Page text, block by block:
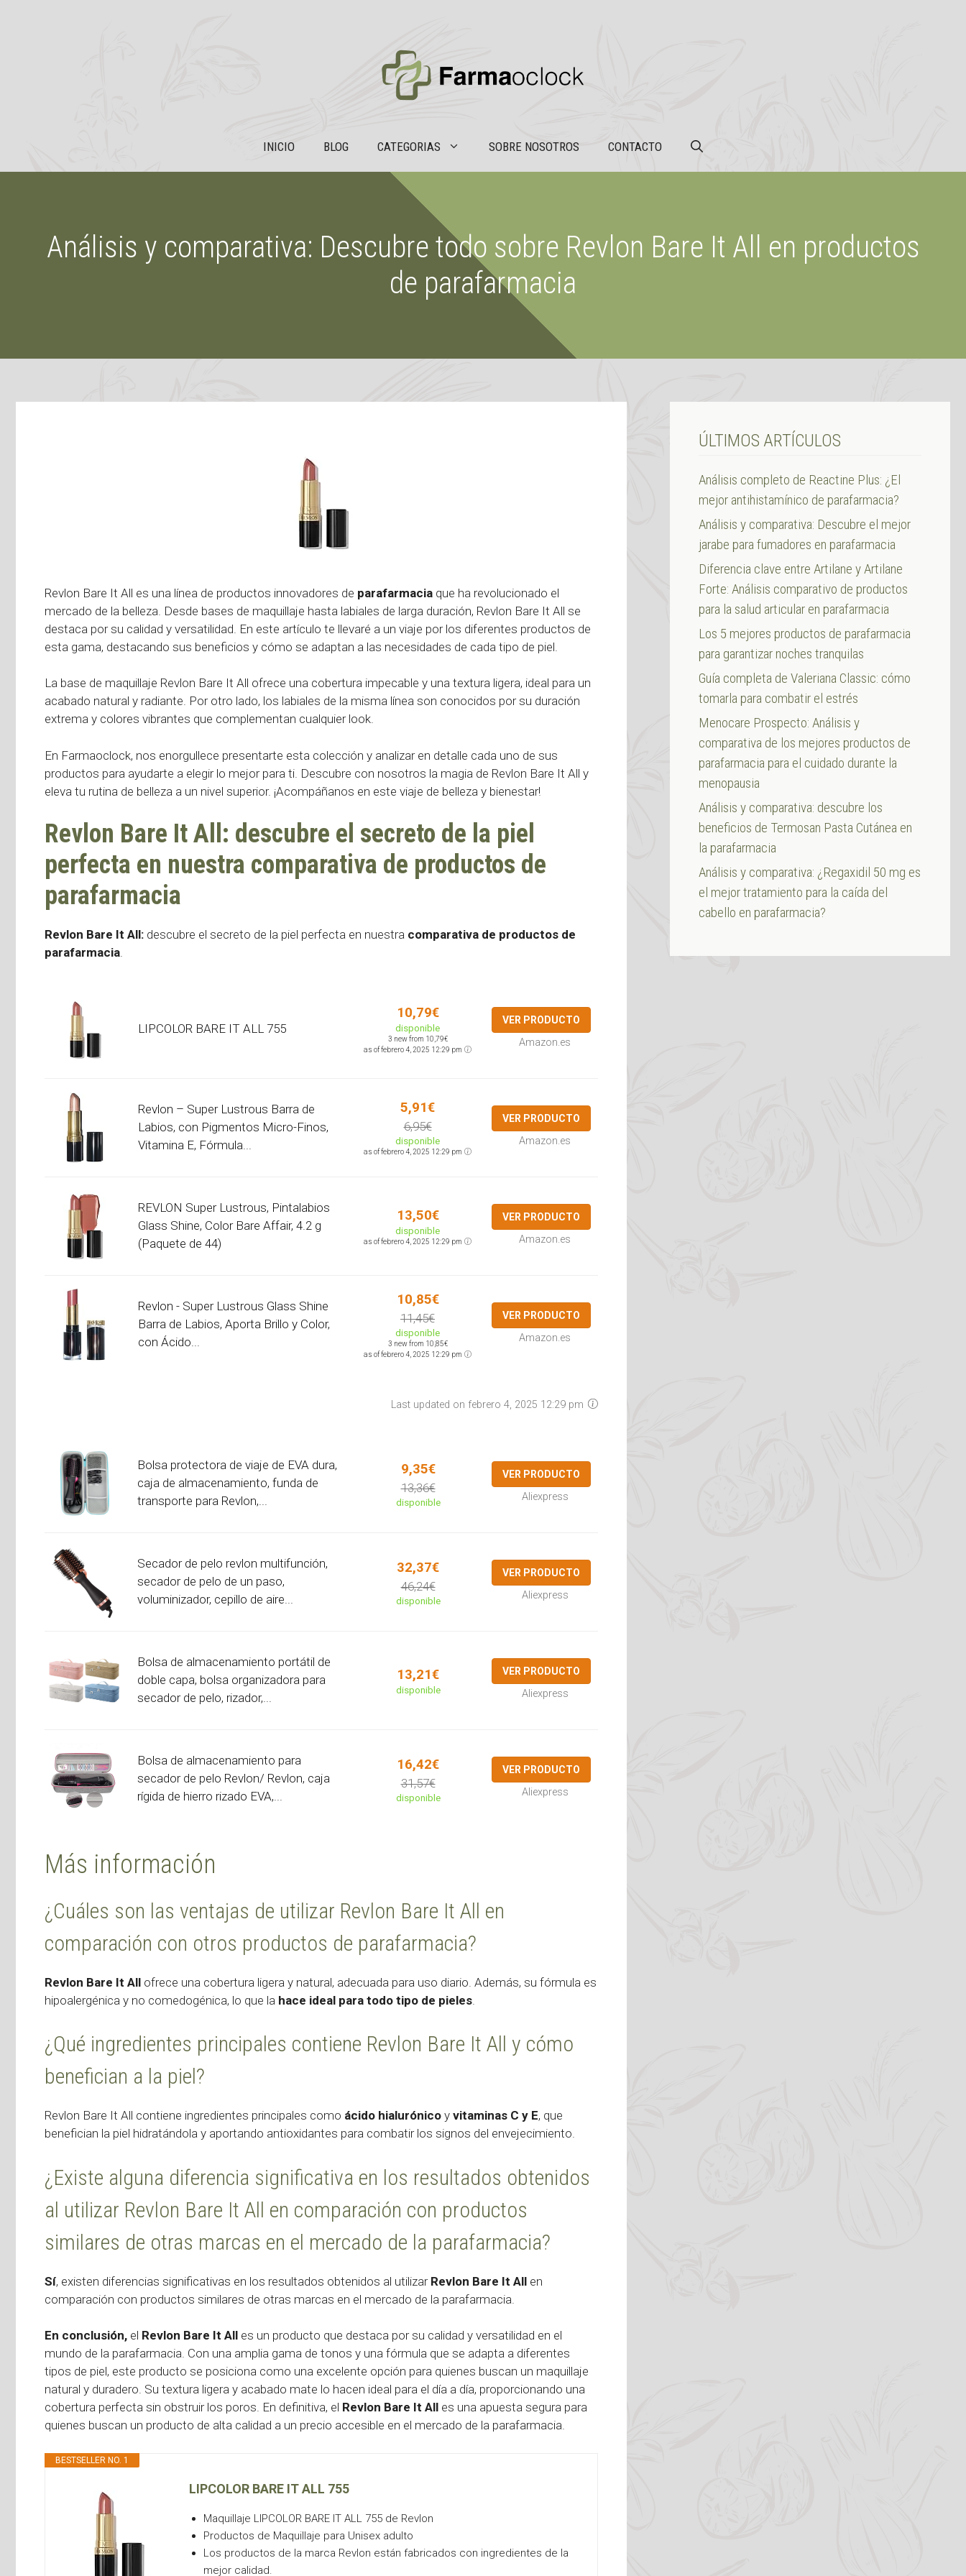
INICIO BLOG CATEGORIAS SOBRE NOSOTROS CONTACTO
Análisis y comparativa: Descubre todo sobre Revlon Bare It All en productos
de parafarmacia
Revlon Bare It All es una línea de productos innovadores de parafarmacia que ha revolucionado el
mercado de la belleza. Desde bases de maquillaje hasta labiales de larga duración, Revlon Bare It All se
destaca por su calidad y versatilidad. En este artículo te llevaré a un viaje por los diferentes productos de
esta gama, destacando sus beneficios y cómo se adaptan a las necesidades de cada tipo de piel.
La base de maquillaje Revlon Bare It All ofrece una cobertura impecable y una textura ligera, ideal para un
acabado natural y radiante. Por otro lado, los labiales de la misma línea son conocidos por su duración
extrema y colores vibrantes que complementan cualquier look.
En Farmaoclock, nos enorgullece presentarte esta colección y analizar en detalle cada uno de sus
productos para ayudarte a elegir lo mejor para ti. Descubre con nosotros la magia de Revlon Bare It All y
eleva tu rutina de belleza a un nivel superior. ¡Acompáñanos en este viaje de belleza y bienestar!
Revlon Bare It All: descubre el secreto de la piel
perfecta en nuestra comparativa de productos de
parafarmacia
Revlon Bare It All: descubre el secreto de la piel perfecta en nuestra comparativa de productos de
parafarmacia.
LIPCOLOR BARE IT ALL 755
10,79€
disponible
3 new from 10,79€
as of febrero 4, 2025 12:29 pm
VER PRODUCTO
Amazon.es
Revlon – Super Lustrous Barra de
Labios, con Pigmentos Micro-Finos,
Vitamina E, Fórmula...
5,91€
6,95€
disponible
as of febrero 4, 2025 12:29 pm
VER PRODUCTO
Amazon.es
REVLON Super Lustrous, Pintalabios
Glass Shine, Color Bare Affair, 4.2 g
(Paquete de 44)
13,50€
disponible
as of febrero 4, 2025 12:29 pm
VER PRODUCTO
Amazon.es
Revlon - Super Lustrous Glass Shine
Barra de Labios, Aporta Brillo y Color,
con Ácido...
10,85€
11,45€
disponible
3 new from 10,85€
as of febrero 4, 2025 12:29 pm
VER PRODUCTO
Amazon.es
Last updated on febrero 4, 2025 12:29 pm
Bolsa protectora de viaje de EVA dura,
caja de almacenamiento, funda de
transporte para Revlon,...
9,35€
13,36€
disponible
VER PRODUCTO
Aliexpress
Secador de pelo revlon multifunción,
secador de pelo de un paso,
voluminizador, cepillo de aire...
32,37€
46,24€
disponible
VER PRODUCTO
Aliexpress
Bolsa de almacenamiento portátil de
doble capa, bolsa organizadora para
secador de pelo, rizador,...
13,21€
disponible
VER PRODUCTO
Aliexpress
Bolsa de almacenamiento para
secador de pelo Revlon/ Revlon, caja
rígida de hierro rizado EVA,...
16,42€
31,57€
disponible
VER PRODUCTO
Aliexpress
Más información
¿Cuáles son las ventajas de utilizar Revlon Bare It All en
comparación con otros productos de parafarmacia?
Revlon Bare It All ofrece una cobertura ligera y natural, adecuada para uso diario. Además, su fórmula es
hipoalergénica y no comedogénica, lo que la hace ideal para todo tipo de pieles
¿Qué ingredientes principales contiene Revlon Bare It All y cómo
benefician a la piel?
Revlon Bare It All contiene ingredientes principales como ácido hialurónico y vitaminas C y E, que
benefician la piel hidratándola y aportando antioxidantes para combatir los signos del envejecimiento.
¿Existe alguna diferencia significativa en los resultados obtenidos
al utilizar Revlon Bare It All en comparación con productos
similares de otras marcas en el mercado de la parafarmacia?
Sí, existen diferencias significativas en los resultados obtenidos al utilizar Revlon Bare It All en
comparación con productos similares de otras marcas en el mercado de la parafarmacia.
En conclusión, el Revlon Bare It All es un producto que destaca por su calidad y versatilidad en el
mundo de la parafarmacia. Con una amplia gama de tonos y una fórmula que se adapta a diferentes
tipos de piel, este producto se posiciona como una excelente opción para quienes buscan un maquillaje
natural y duradero. Su textura ligera y acabado mate lo hacen ideal para el día a día, proporcionando una
cobertura perfecta sin obstruir los poros. En definitiva, el Revlon Bare It All es una apuesta segura para
quienes buscan un producto de alta calidad a un precio accesible en el mercado de la parafarmacia.
BESTSELLER NO. 1
LIPCOLOR BARE IT ALL 755
Maquillaje LIPCOLOR BARE IT ALL 755 de Revlon
Productos de Maquillaje para Unisex adulto
Los productos de la marca Revlon están fabricados con ingredientes de la
mejor calidad.
ÚLTIMOS ARTÍCULOS
Análisis completo de Reactine Plus: ¿El
mejor antihistamínico de parafarmacia?
Análisis y comparativa: Descubre el mejor
jarabe para fumadores en parafarmacia
Diferencia clave entre Artilane y Artilane
Forte: Análisis comparativo de productos
para la salud articular en parafarmacia
Los 5 mejores productos de parafarmacia
para garantizar noches tranquilas
Guía completa de Valeriana Classic: cómo
tomarla para combatir el estrés
Menocare Prospecto: Análisis y
comparativa de los mejores productos de
parafarmacia para el cuidado durante la
menopausia
Análisis y comparativa: descubre los
beneficios de Termosan Pasta Cutánea en
la parafarmacia
Análisis y comparativa: ¿Regaxidil 50 mg es
el mejor tratamiento para la caída del
cabello en parafarmacia?